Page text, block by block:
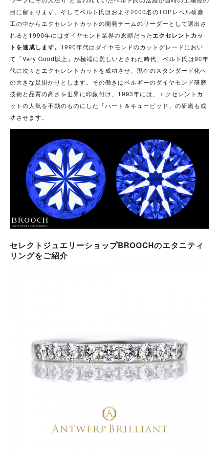
目に留まります。そしてベルト氏はおよそ2000名のTOPレベル研磨
工の中からエクセレントカットの開発チームのリーダーとして選出さ
れると1990年にはダイヤモンド業界の念願だったエクセレントカッ
トを達成します。 1990年代はダイヤモンドのカットグレードにおい
て「Very Good以上」が極端に難しいとされた時代、ベルト氏は90年
代に次々とエクセレントカットを成功させ、現在のスタンダード化へ
の大きな足掛かりとします。その働きはベルギーのダイヤモンド研磨
技術と品質の高さを世界に印象付け、1993年には、エクセレントカ
ットの人気を不動のものにした「ハート＆キューピッド」の研磨も成
功させます。
セレクトジュエリーショップBROOCHのエタニティ
リングをご紹介